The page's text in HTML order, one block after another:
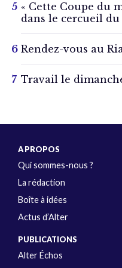
« Cette Coupe du
dans le cercueil
Rendez-vous au
Travail le
A PROPOS
Qui sommes-nous ?
La rédaction
Boîte à idées
Actus d’Alter
PUBLICATIONS
Alter Échos